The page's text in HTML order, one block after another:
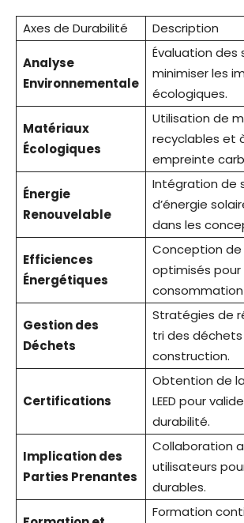
Axes de Durabilité Description
Analyse
Environnementale
Évaluation des
minimiser les
écologiques.
Matériaux
Écologiques
Utilisation de
recyclables et
empreinte
Énergie
Renouvelable
Intégration de
d’énergie
dans les
Efficiences
Énergétiques
Conception
optimisés pour
consommation
Gestion des
Déchets
Stratégies de
tri des
construction.
Certifications
Obtention de
LEED pour
durabilité.
Implication des
Parties Prenantes
Collaboration
utilisateurs
durables.
Formation